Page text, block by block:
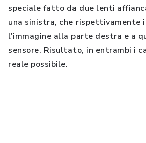
speciale fatto da due lenti
una sinistra, che rispettivamente
l'immagine alla parte destra e a
sensore. Risultato, in entrambi i
reale possibile.